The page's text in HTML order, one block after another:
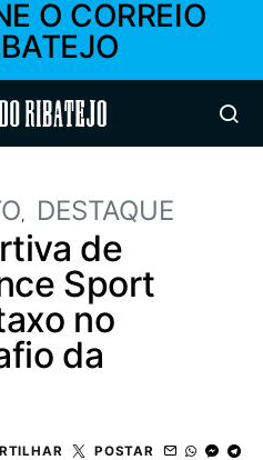
O CORREIO
Ribatejo
DESTAQUE
de
Sport
no
da
POSTAR